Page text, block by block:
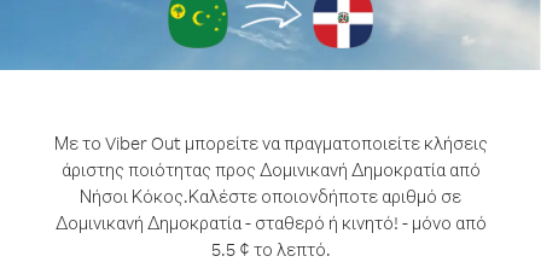
Με το Viber Out μπορείτε να πραγματοποιείτε κλήσεις
άριστης ποιότητας προς Δομινικανή Δημοκρατία από
Νήσοι Κόκος.Καλέστε οποιονδήποτε αριθμό σε
Δομινικανή Δημοκρατία - σταθερό ή κινητό! - μόνο από
5.5 ¢ το λεπτό.